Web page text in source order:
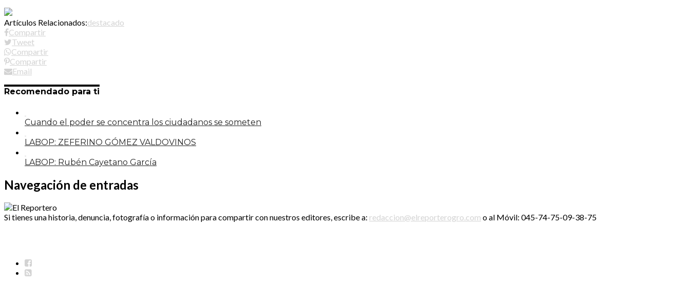
Artículos Relacionados:destacado
Compartir
Tweet
Compartir
Compartir
Email
Recomendado para ti
Cuando el poder se concentra los ciudadanos se someten
LABOP: ZEFERINO GÓMEZ VALDOVINOS
LABOP: Rubén Cayetano García
Navegación de entradas
Si tienes una historia, denuncia, fotografía o información para compartir con nuestros editores, escribe a: redaccion@elreporterogro.com o al Móvil: 045-74-75-09-38-75